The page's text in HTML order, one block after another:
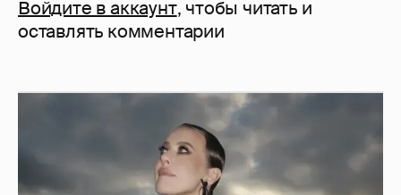
Войдите в аккаунт, чтобы читать и
оставлять комментарии